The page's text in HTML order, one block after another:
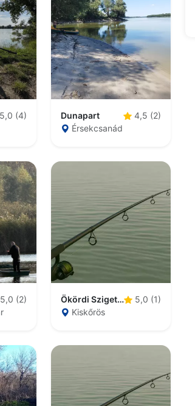
5,0 (4)
Dunapart
4,5 (2)
Érsekcsanád
5,0 (2)
Ökördi Szigetes tó
5,0 (1)
Kiskőrös